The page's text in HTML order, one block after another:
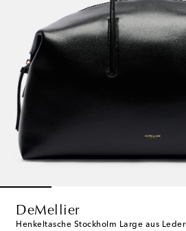
DeMellier
Henkeltasche Stockholm Large aus Leder